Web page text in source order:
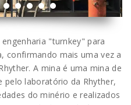
"turnkey" para
confirmando mais uma vez a
A mina é uma mina de
pelo laboratório da Rhyther,
do minério e realizados